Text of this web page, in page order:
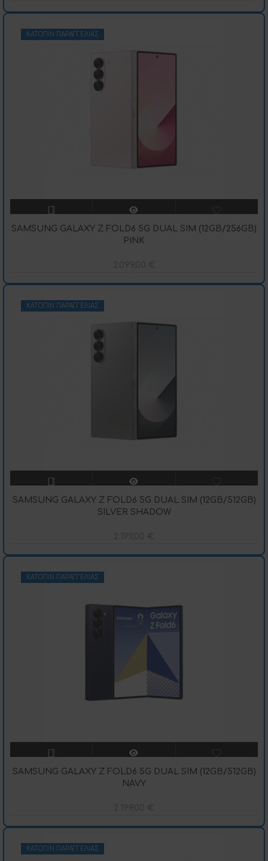
ΚΑΤΌΠΙΝ ΠΑΡΑΓΓΕΛΊΑΣ
SAMSUNG GALAXY Z FOLD6 5G DUAL SIM (12GB/256GB)
PINK
2.099,00 €
ΚΑΤΌΠΙΝ ΠΑΡΑΓΓΕΛΊΑΣ
SAMSUNG GALAXY Z FOLD6 5G DUAL SIM (12GB/512GB)
SILVER SHADOW
2.199,00 €
ΚΑΤΌΠΙΝ ΠΑΡΑΓΓΕΛΊΑΣ
SAMSUNG GALAXY Z FOLD6 5G DUAL SIM (12GB/512GB)
NAVY
2.199,00 €
ΚΑΤΌΠΙΝ ΠΑΡΑΓΓΕΛΊΑΣ